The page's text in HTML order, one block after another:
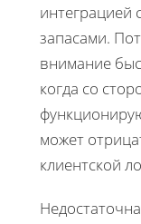
интеграцией
запасами.
внимание
когда со
может
клиентской